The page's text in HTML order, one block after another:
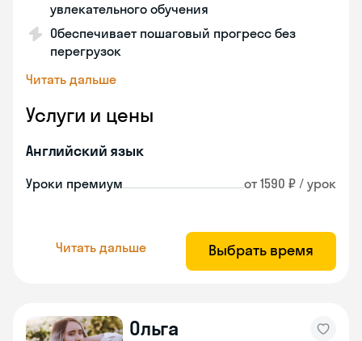
увлекательного обучения
Обеспечивает пошаговый прогресс без
перегрузок
Читать дальше
Услуги и цены
Английский язык
Уроки премиум от 1590 ₽ / урок
Читать дальше Выбрать время
Ольга